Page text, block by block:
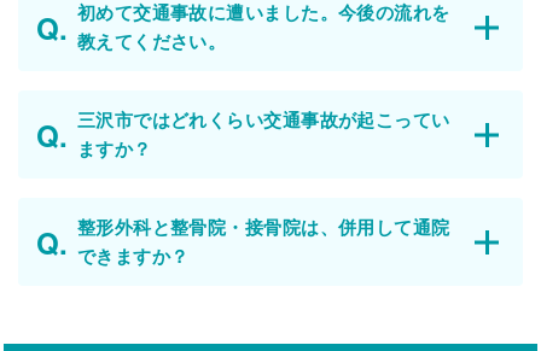
初めて交通事故に遭いました。今後の流れを
教えてください。
三沢市ではどれくらい交通事故が起こってい
ますか？
整形外科と整骨院・接骨院は、併用して通院
できますか？